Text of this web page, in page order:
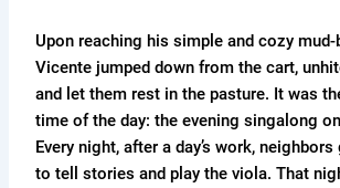
Upon reaching his simple and cozy
Vicente jumped down from the cart,
and let them rest in the pasture. It was
time of the day: the evening singalong
Every night, after a day’s work,
to tell stories and play the viola. That